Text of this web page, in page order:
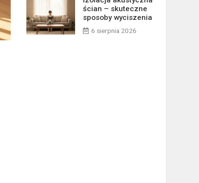
ścian – skuteczne
sposoby wyciszenia
6 sierpnia 2026